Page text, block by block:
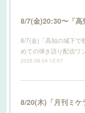
8/7(金)「高知の城下で
めての弾き語り配信ワ
2026.08.04 12:57